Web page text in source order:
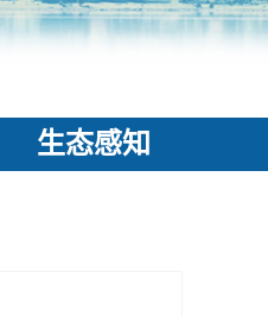
生态感知